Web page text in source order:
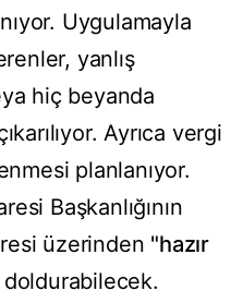
Uygulamayla
yanlış
hiç beyanda
Ayrıca vergi
planlanıyor.
Başkanlığının
üzerinden "hazır
doldurabilecek.